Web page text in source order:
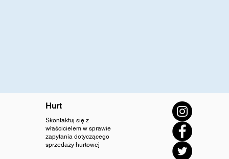
Hurt
Skontaktuj się z
właścicielem w sprawie
zapytania dotyczącego
sprzedaży hurtowej